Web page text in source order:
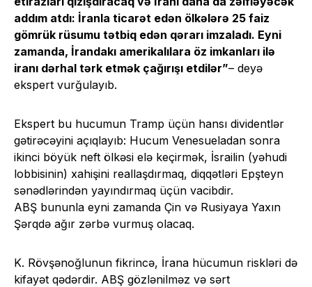
addım atdı: İranla ticarət edən ölkələrə 25 faiz
gömrük rüsumu tətbiq edən qərarı imzaladı. Eyni
zamanda, İrandakı amerikalılara öz imkanları ilə
iranı dərhal tərk etmək çağırışı etdilər”– deyə
ekspert vurğulayıb.
Ekspert bu hucumun Tramp üçün hansı dividentlər
gətirəcəyini açıqlayıb: Hucum Venesueladan sonra
ikinci böyük neft ölkəsi elə keçirmək, İsrailin (yəhudi
lobbisinin) xahişini reallaşdırmaq, diqqətləri Epşteyn
sənədlərindən yayındırmaq üçün vacibdir.
ABŞ bununla eyni zamanda Çin və Rusiyaya Yaxın
Şərqdə ağır zərbə vurmuş olacaq.
K. Rövşənoğlunun fikrincə, İrana hücumun riskləri də
kifayət qədərdir. ABŞ gözlənilməz və sərt